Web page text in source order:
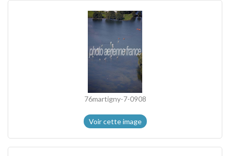
76martigny-7-0908
Voir cette image